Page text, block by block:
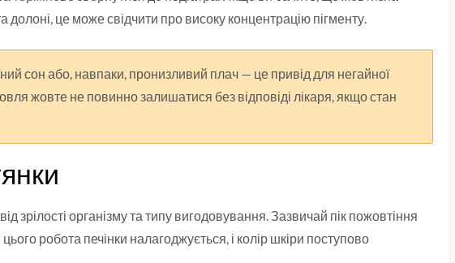
долоні, це може свідчити про високу концентрацію пігменту.
сон або, навпаки, пронизливий плач — це привід для негайної
жовте не повинно залишатися без відповіді лікаря, якщо стан
зрілості організму та типу вигодовування. Зазвичай пік пожовтіння
робота печінки налагоджується, і колір шкіри поступово